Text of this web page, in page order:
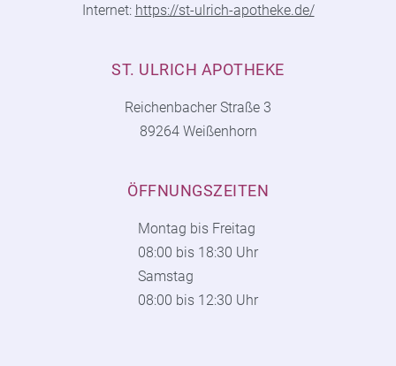
Internet: https://st-ulrich-apotheke.de/
ST. ULRICH APOTHEKE
Reichenbacher Straße 3
89264 Weißenhorn
ÖFFNUNGSZEITEN
Montag bis Freitag
08:00 bis 18:30 Uhr
Samstag
08:00 bis 12:30 Uhr